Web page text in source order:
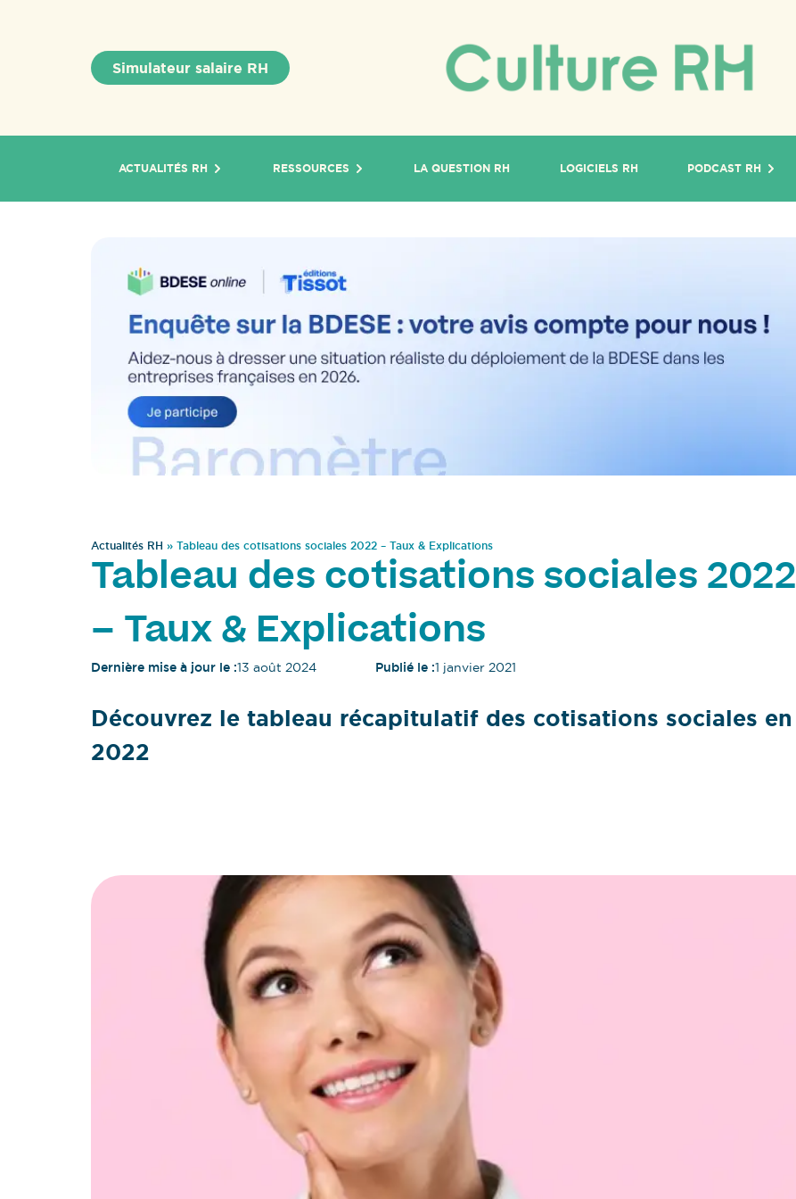
Simulateur salaire RH
ACTUALITÉS RH RESSOURCES LA QUESTION RH LOGICIELS RH PODCAST RH
Actualités RH » Tableau des cotisations sociales 2022 – Taux & Explications
Tableau des cotisations sociales 2022
– Taux & Explications
Dernière mise à jour le :13 août 2024 Publié le :1 janvier 2021
Découvrez le tableau récapitulatif des cotisations sociales en
2022